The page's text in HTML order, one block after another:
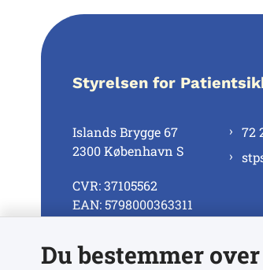
Styrelsen for
Islands Brygge 67
2300 København S
CVR: 37105562
EAN: 5798000363311
72
Se alle kontaktnumre
Du bestemmer